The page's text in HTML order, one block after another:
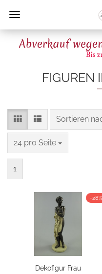
FIGUREN
Sortieren
Sortieren
24 pro Seite
pro Seite
1
-28%
Dekofigur Frau